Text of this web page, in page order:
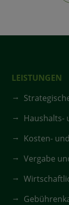
LEISTUNGEN
Haushalts-
Kosten-
Vergabe